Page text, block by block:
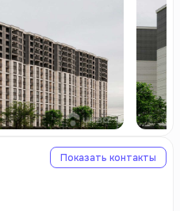
Показать контакты